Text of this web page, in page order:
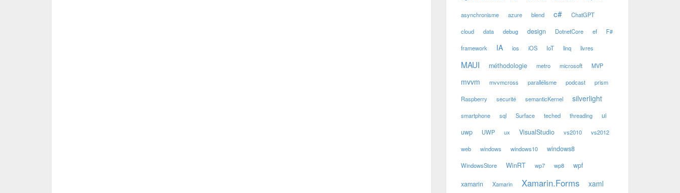
asynchronisme azure blend c# ChatGPT
cloud data debug design DotnetCore ef F#
framework IA ios iOS IoT linq livres
MAUI méthodologie metro microsoft MVP
mvvm mvvmcross parallélisme podcast prism
Raspberry securité semanticKernel silverlight
smartphone sql Surface teched threading
ui
uwp
UWP ux VisualStudio vs2010 vs2012
web windows windows10 windows8
WindowsStore WinRT wp7 wp8 wpf
xamarin Xamarin Xamarin.Forms xaml